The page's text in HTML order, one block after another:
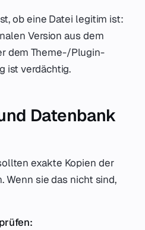
ob eine Datei legitim ist:
Version aus dem
dem Theme-/Plugin-
ist verdächtig.
Datenbank
exakte Kopien der
sie das nicht sind,